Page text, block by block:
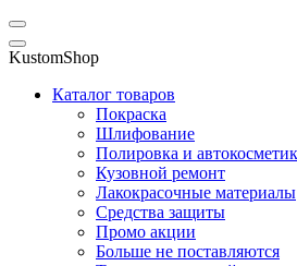
KustomShop
Каталог товаров
Покраска
Шлифование
Полировка и
Кузовной ремонт
Лакокрасочные материалы
Средства защиты
Промо акции
Больше не поставляются